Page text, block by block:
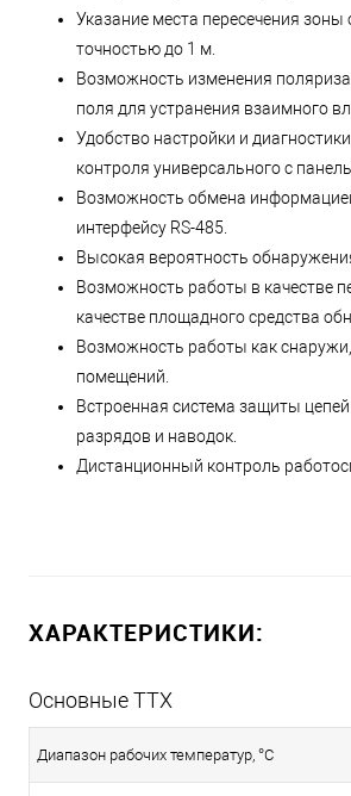
Указание места пересечения
точностью до 1 м.
Возможность изменения
поля для устранения взаимного
Удобство настройки и
контроля универсального с
Возможность обмена
интерфейсу RS-485.
Высокая вероятность
Возможность работы в качестве
качестве площадного средства
Возможность работы как снаружи,
помещений.
Встроенная система защиты
разрядов и наводок.
Дистанционный контроль
ХАРАКТЕРИСТИКИ:
Основные ТТХ
Диапазон рабочих температур, °С